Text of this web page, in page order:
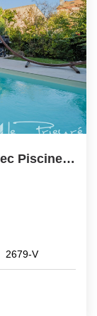
Maison Bourgeoise De 240 M² Avec Piscine, Terrasse Et...
2679-V